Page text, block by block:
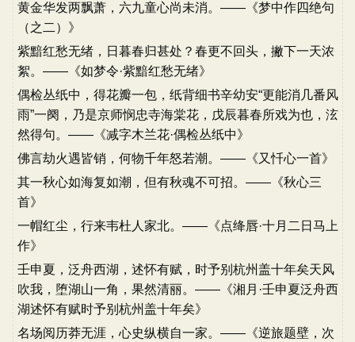
黄金华发两飘萧，六九童心尚未消。——《梦中作四绝句
（之二）》
紫黯红愁无绪，日暮春归甚处？春更不回头，撇下一天浓
絮。——《如梦令·紫黯红愁无绪》
偶检丛纸中，得花瓣一包，纸背细书辛幼安“更能消几番风
雨”一阕，乃是京师悯忠寺海棠花，戊辰暮春所戏为也，泫
然得句。——《减字木兰花·偶检丛纸中》
佛言劫火遇皆销，何物千年怒若潮。——《又忏心一首》
其一秋心如海复如潮，但有秋魂不可招。——《秋心三
首》
一帽红尘，行来韦杜人家北。——《点绛唇·十月二日马上
作》
壬申夏，泛舟西湖，述怀有赋，时予别杭州盖十年矣天风
吹我，堕湖山一角，果然清丽。——《湘月·壬申夏泛舟西
湖述怀有赋时予别杭州盖十年矣》
名场阅历莽无涯，心史纵横自一家。——《逆旅题壁，次